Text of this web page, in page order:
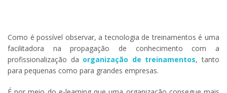
Como é possível observar, a tecnologia de treinamentos é uma
facilitadora na propagação de conhecimento com a
profissionalização da organização de treinamentos, tanto
para pequenas como para grandes empresas.